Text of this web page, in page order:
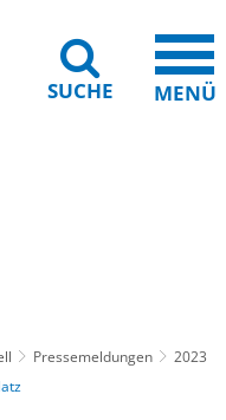
SUCHE MENÜ
Pressemeldungen
2023